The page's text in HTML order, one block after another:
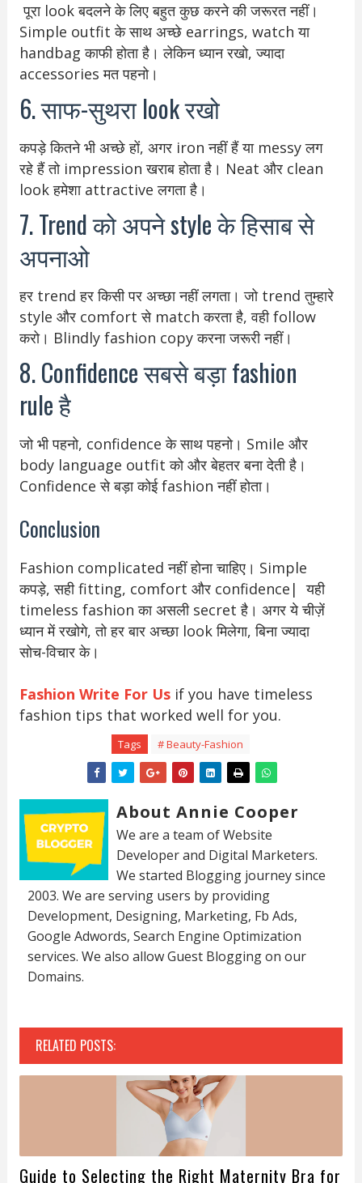
पूरा look बदलने के लिए बहुत कुछ करने की जरूरत नहीं।
Simple outfit के साथ अच्छे earrings, watch या
handbag काफी होता है। लेकिन ध्यान रखो, ज्यादा
accessories मत पहनो।
6. साफ-सुथरा look रखो
कपड़े कितने भी अच्छे हों, अगर iron नहीं हैं या messy लग
रहे हैं तो impression खराब होता है। Neat और clean
look हमेशा attractive लगता है।
7. Trend को अपने style के हिसाब से
अपनाओ
हर trend हर किसी पर अच्छा नहीं लगता। जो trend तुम्हारे
style और comfort से match करता है, वही follow
करो। Blindly fashion copy करना जरूरी नहीं।
8. Confidence सबसे बड़ा fashion
rule है
जो भी पहनो, confidence के साथ पहनो। Smile और
body language outfit को और बेहतर बना देती है।
Confidence से बड़ा कोई fashion नहीं होता।
Conclusion
Fashion complicated नहीं होना चाहिए। Simple
कपड़े, सही fitting, comfort और confidence| यही
timeless fashion का असली secret है। अगर ये चीज़ें
ध्यान में रखोगे, तो हर बार अच्छा look मिलेगा, बिना ज्यादा
सोच-विचार के।
Fashion Write For Usif you have timeless
fashion tips that worked well for you.
Tags # Beauty-Fashion
About Annie Cooper
We are a team of Website
Developer and Digital Marketers.
We started Blogging journey since
2003. We are serving users by providing
Development, Designing, Marketing, Fb Ads,
Google Adwords, Search Engine Optimization
services. We also allow Guest Blogging on our
Domains.
RELATED POSTS:
Guide to Selecting the Right Maternity Bra for